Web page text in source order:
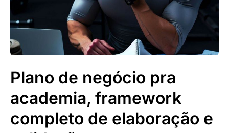
Plano de negócio pra
academia, framework
completo de elaboração e